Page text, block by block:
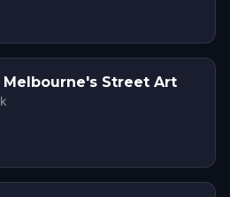
Melbourne's Street Art